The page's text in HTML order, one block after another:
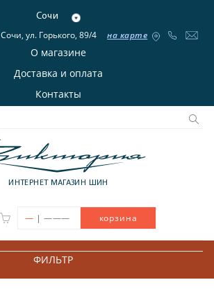
Сочи
Сочи, ул. Горького, 89/4 на карте
О магазине
Доставка и оплата
Контакты
ИНТЕРНЕТ МАГАЗИН ШИН
— | ——— корзина
ФИЛЬТР